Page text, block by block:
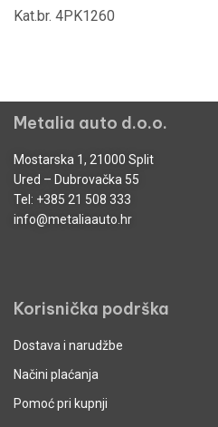
Kat.br. 4PK1260
Metalia auto d.o.o.
Mostarska 1, 21000 Split
Ured – Dubrovačka 55
Tel: +385 21 508 333
info@metaliaauto.hr
Korisnička podrška
Dostava i narudžbe
Načini plaćanja
Pomoć pri kupnji